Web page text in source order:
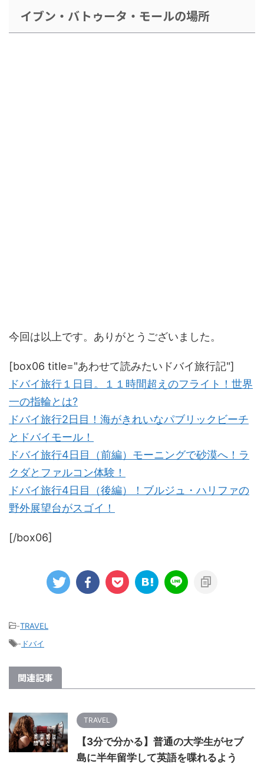
イブン・バトゥータ・モールの場所
今回は以上です。ありがとうございました。
[box06 title="あわせて読みたいドバイ旅行記"]
ドバイ旅行１日目。１１時間超えのフライト！世界
一の指輪とは?
ドバイ旅行2日目！海がきれいなパブリックビーチ
とドバイモール！
ドバイ旅行4日目（前編）モーニングで砂漠へ！ラ
クダとファルコン体験！
ドバイ旅行4日目（後編）！ブルジュ・ハリファの
野外展望台がスゴイ！
[/box06]
-TRAVEL
- ドバイ
関連記事
TRAVEL
【3分で分かる】普通の大学生がセブ
島に半年留学して英語を喋れるよう